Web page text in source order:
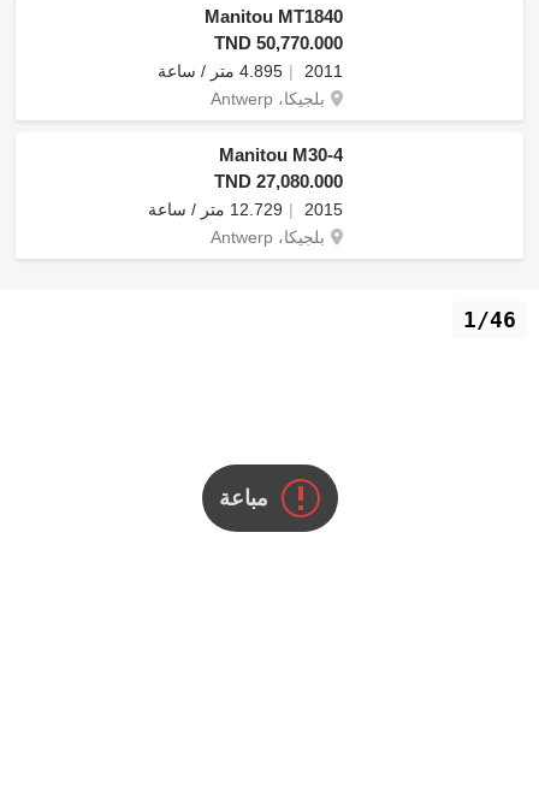
Manitou MT1840
TND 50,770.000
2011
4.895 متر / ساعة
بلجيكا، Antwerp
Manitou M30-4
TND 27,080.000
2015
12.729 متر / ساعة
بلجيكا، Antwerp
مباعة
1/46